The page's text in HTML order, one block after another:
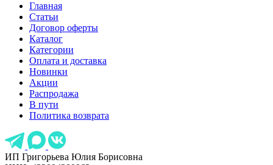
Главная
Статьи
Договор оферты
Каталог
Категории
Оплата и доставка
Новинки
Акции
Распродажа
В пути
Политика возврата
ИП Григорьева Юлия Борисовна